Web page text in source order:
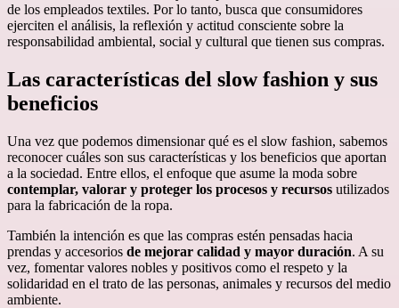
de los empleados textiles. Por lo tanto, busca que consumidores
ejerciten el análisis, la reflexión y actitud consciente sobre la
responsabilidad ambiental, social y cultural que tienen sus compras.
Las características del slow fashion y sus
beneficios
Una vez que podemos dimensionar qué es el slow fashion, sabemos
reconocer cuáles son sus características y los beneficios que aportan
a la sociedad. Entre ellos, el enfoque que asume la moda sobre
contemplar, valorar y proteger los procesos y recursos utilizados
para la fabricación de la ropa.
También la intención es que las compras estén pensadas hacia
prendas y accesorios de mejorar calidad y mayor duración. A su
vez, fomentar valores nobles y positivos como el respeto y la
solidaridad en el trato de las personas, animales y recursos del medio
ambiente.